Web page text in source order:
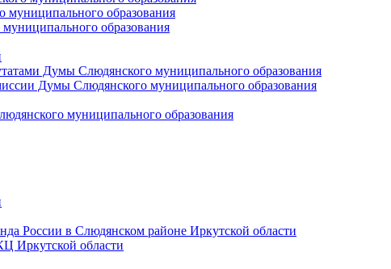
образования
образования
Думы Слюдянского муниципального образования
Думы Слюдянского муниципального образования
муниципального образования
России в Слюдянском районе Иркутской области
Иркутской области